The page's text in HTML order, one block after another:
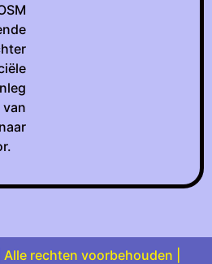
rechten voorbehouden |